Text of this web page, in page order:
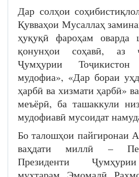
Дар солҳои
Қувваҳои Мусаллаҳ
ҳуқуқӣ фароҳам оварда
қонунҳои соҳавӣ, аз
Ҷумҳурии
мудофиа», «Дар бораи
ҳарбӣ ва хизмати ҳарбӣ»
меъёрӣ, ба ташаккули
мудофиавӣ мусоидат
Бо талошҳои пайгиронаи
ваҳдати миллӣ –
Президенти